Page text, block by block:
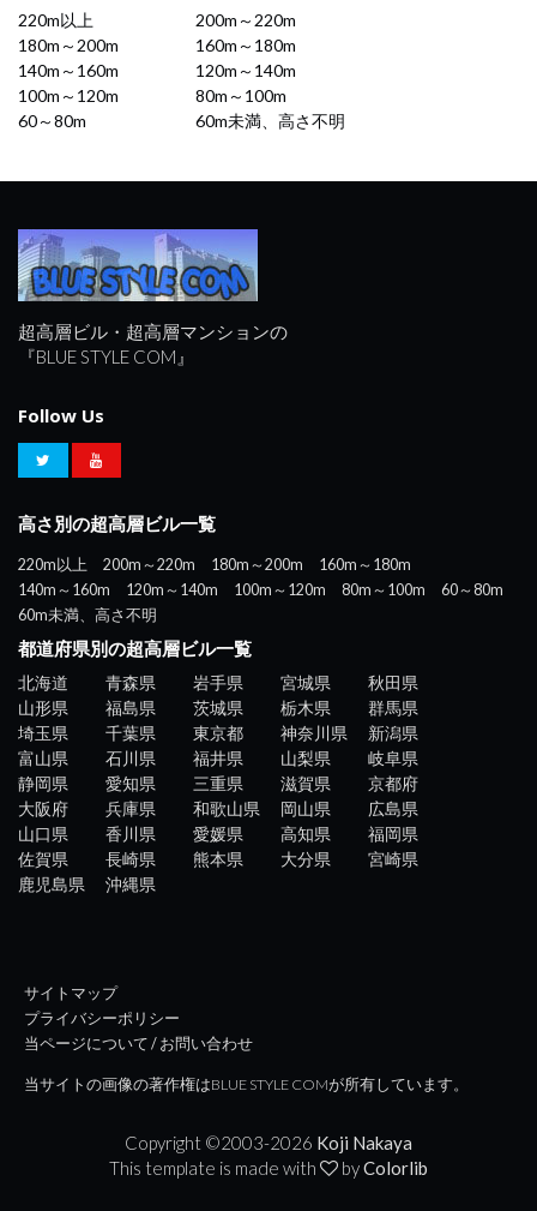
220m以上
200m～220m
180m～200m
160m～180m
140m～160m
120m～140m
100m～120m
80m～100m
60～80m
60m未満、高さ不明
超高層ビル・超高層マンションの
『BLUE STYLE COM』
Follow Us
高さ別の超高層ビル一覧
220m以上 200m～220m 180m～200m
160m～180m
140m～160m
120m～140m 100m～120m 80m～100m
60～80m
60m未満、高さ不明
都道府県別の超高層ビル一覧
北海道 青森県 岩手県 宮城県
秋田県
山形県
福島県 茨城県 栃木県
群馬県
埼玉県
千葉県 東京都 神奈川県
新潟県
富山県
石川県 福井県 山梨県
岐阜県
静岡県
愛知県 三重県 滋賀県
京都府
大阪府
兵庫県 和歌山県 岡山県
広島県
山口県
香川県 愛媛県 高知県
福岡県
佐賀県
長崎県 熊本県 大分県
宮崎県
鹿児島県
沖縄県
サイトマップ
プライバシーポリシー
当ページについて / お問い合わせ
当サイトの画像の著作権はBLUE STYLE COMが所有しています。
Copyright ©2003-2026 Koji Nakaya
This template is made with
byColorlib